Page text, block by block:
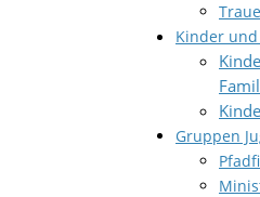
Kinder
Gruppen